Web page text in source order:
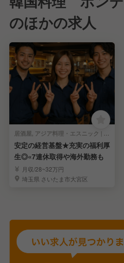
のほかの求人
居酒屋, アジア料理・エスニック | レストランサービス・ホールスタッフ
安定の経営基盤★充実の福利厚
生◎«7連休取得や海外勤務も
月収/28~32万円
埼玉県 さいたま市大宮区